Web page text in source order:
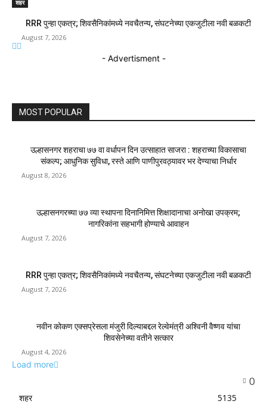
शहर
RRR पुन्हा एकत्र; शिवसैनिकांमध्ये नवचैतन्य, संघटनेच्या एकजुटीला नवी बळकटी
August 7, 2026
- Advertisment -
MOST POPULAR
उल्हासनगर शहराचा ७७ वा वर्धापन दिन उत्साहात साजरा : शहराच्या विकासाचा
संकल्प; आधुनिक सुविधा, रस्ते आणि पाणीपुरवठ्यावर भर देण्याचा निर्धार
August 8, 2026
उल्हासनगरच्या ७७ व्या स्थापना दिनानिमित्त शिक्षादानाचा अनोखा उपक्रम;
नागरिकांना सहभागी होण्याचे आवाहन
August 7, 2026
RRR पुन्हा एकत्र; शिवसैनिकांमध्ये नवचैतन्य, संघटनेच्या एकजुटीला नवी बळकटी
August 7, 2026
नवीन कोकण एक्सप्रेसला मंजुरी दिल्याबद्दल रेल्वेमंत्री अश्विनी वैष्णव यांचा
शिवसेनेच्या वतीने सत्कार
August 4, 2026
Load more
0
शहर
5135